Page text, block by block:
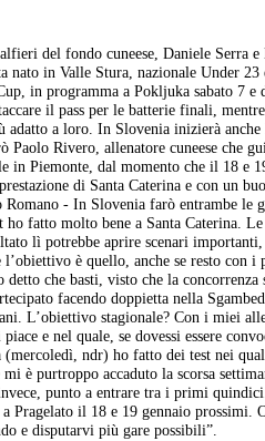
del fondo cuneese, Daniele Serra
in Valle Stura, nazionale Under 23
in programma a Pokljuka sabato 7
il pass per le batterie finali,
a loro. In Slovenia inizierà
Paolo Rivero, allenatore cuneese che
in Piemonte, dal momento che il 18 e
di Santa Caterina e con un
- In Slovenia farò entrambe le
fatto molto bene a Santa Caterina.
lì potrebbe aprire scenari
è quello, anche se resto con i
che basti, visto che la concorrenza
facendo doppietta nella
L’obiettivo stagionale? Con i miei
e nel quale, se dovessi essere
ndr) ho fatto dei test nei
è purtroppo accaduto la scorsa
punto a entrare tra i primi
Pragelato il 18 e 19 gennaio prossimi.
e disputarvi più gare possibili”.